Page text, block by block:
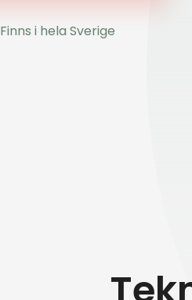
Finns i hela Sverige